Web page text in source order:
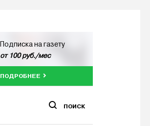
Подписка на газету
от 100 руб./мес
ПОДРОБНЕЕ
ПОИСК